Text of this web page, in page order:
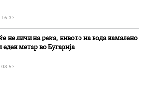
не личи на река, нивото на вода намалено
еден метар во Бугарија